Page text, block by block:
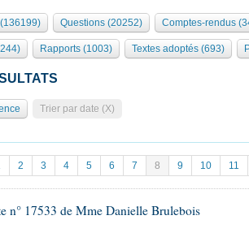
et autres organes
de l'Assemblée
des Présidents Bureau Collège des
et chiffres clés
référence
de l'Assemblée ... )
du palais Bourbon
séance
d'accès
Questions (20252) Comptes-rendus
Rapports (1003) Textes adoptés (693)
Trier par date (X)
2 3 4 5 6 7 8 9 10 11
n° 17533 de Mme Danielle Brulebois